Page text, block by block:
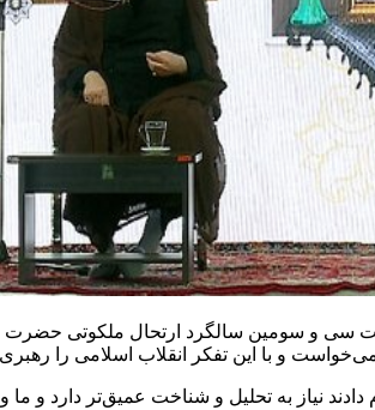
سی و سومین سالگرد ارتحال ملکوتی حضرت